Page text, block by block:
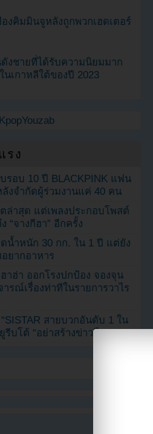
งคิมมินจูหลังถูกพวกเฮดเตอร์
งชายที่ได้รับความนิยมมาก
นเกาหลีใต้ของปี 2023
รง
รอบ 10 ปี BLACKPINK แฟน
งจำกัดผู้ร่วมงานแค่ 40 คน
ล่าสุด แต่เพลงประกอบโพสต์
“จางกีฮา” อีกครั้ง
น้ำหนัก 30 กก. ใน 1 ปี แต่ยัง
ยากอาหาร
าฮ่า ออกโรงปกป้อง จองจุน
รณ์เรื่องท่าทีในรายการวาไร
สายบวกอันดับ 1 ใน
รีบโต้ “อย่าสร้างข่าวลือ!”